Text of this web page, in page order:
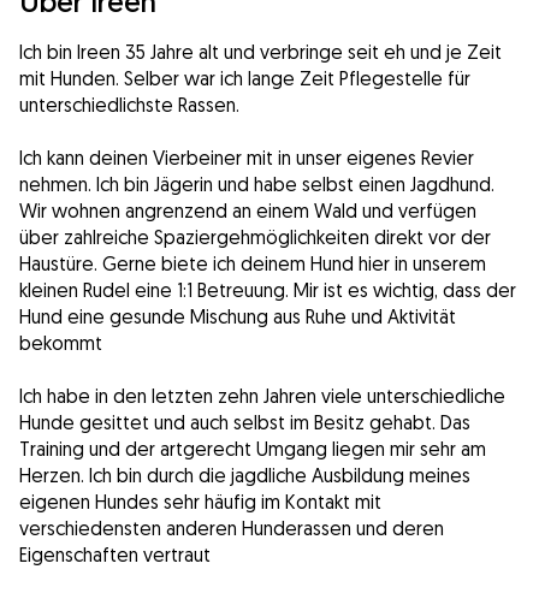
Ich bin Ireen 35 Jahre alt und verbringe seit eh und je Zeit
mit Hunden. Selber war ich lange Zeit Pflegestelle für
unterschiedlichste Rassen.
Ich kann deinen Vierbeiner mit in unser eigenes Revier
nehmen. Ich bin Jägerin und habe selbst einen Jagdhund.
Wir wohnen angrenzend an einem Wald und verfügen
über zahlreiche Spaziergehmöglichkeiten direkt vor der
Haustüre. Gerne biete ich deinem Hund hier in unserem
kleinen Rudel eine 1:1 Betreuung. Mir ist es wichtig, dass der
Hund eine gesunde Mischung aus Ruhe und Aktivität
bekommt
Ich habe in den letzten zehn Jahren viele unterschiedliche
Hunde gesittet und auch selbst im Besitz gehabt. Das
Training und der artgerecht Umgang liegen mir sehr am
Herzen. Ich bin durch die jagdliche Ausbildung meines
eigenen Hundes sehr häufig im Kontakt mit
verschiedensten anderen Hunderassen und deren
Eigenschaften vertraut